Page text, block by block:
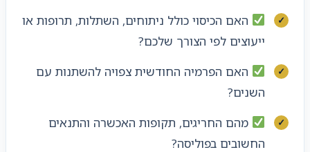
האם הכיסוי כולל ניתוחים, השתלות, תרופות או
ייעוצים לפי הצורך שלכם?
האם הפרמיה החודשית צפויה להשתנות עם
השנים?
מהם החריגים, תקופות האכשרה והתנאים
החשובים בפוליסה?